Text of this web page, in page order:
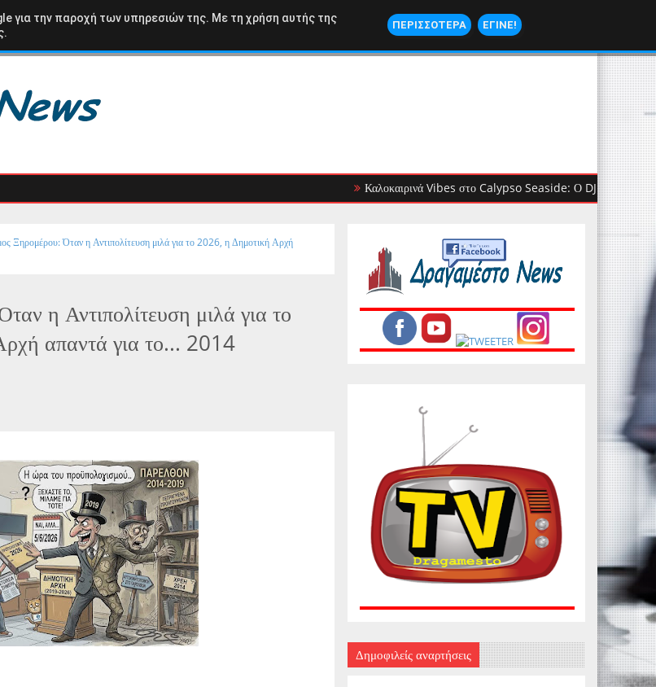
ΒΑΣΙΛΟΠΟΥΛΟ ΚΑΡΑΙΣΚΑΚΗ ΑΘΛΗΤΙΚΑ ΝΑΥΤΙΛΙΑ
Καλοκαιρινά Vibes στο Calypso Seaside: Ο DJ Dimitris Ioannou
Ξηρομέρου: Όταν η Αντιπολίτευση μιλά για το 2026, η Δημοτική Αρχή
η Αντιπολίτευση μιλά για το
απαντά για το... 2014
Δημοφιλείς αναρτήσεις
για την παροχή των υπηρεσιών της. Με τη χρήση αυτής της
ΠΕΡΙΣΣΟΤΕΡΑ ΕΓΙΝΕ!